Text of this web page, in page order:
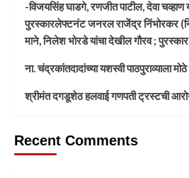
-विजयसिंह घाडगे, रणजीत पाटील, देवा चव्हाण
पुरस्कारलेफ्टनंट जनरल राजेंद्र निंभोरकर
माने, निलेश भोरडे यांचा देखील गौरव ;
ना. चंद्रकांतदादांच्या यशस्वी पाठपुराव्याला
श्रीमंत दगडूशेठ हलवाई गणपती ट्रस्टची
Recent Comments